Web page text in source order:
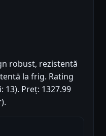
robust, rezistentă
la frig. Rating
13). Preț: 1327.99